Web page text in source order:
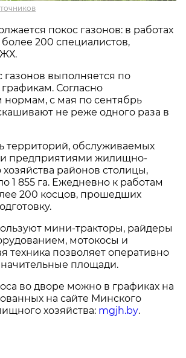
покос газонов: в работах
200 специалистов,
выполняется по
Согласно
нормам, с мая по сентябрь
не реже одного раза в
территорий, обслуживаемых
предприятиями жилищно-
районов столицы,
1 855 га. Ежедневно к работам
200 косцов, прошедших
мини-тракторы, райдеры
мотокосы и
техника позволяет оперативно
площади.
во дворе можно в графиках на
на сайте Минского
хозяйства: mgjh.by.